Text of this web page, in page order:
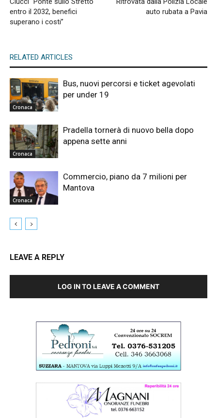
entro il 2032, benefici
superano i costi”
auto rubata a Pavia
RELATED ARTICLES
Cronaca
Bus, nuovi percorsi e ticket agevolati
per under 19
Cronaca
Pradella tornerà di nuovo bella dopo
appena sette anni
Cronaca
Commercio, piano da 7 milioni per
Mantova
LEAVE A REPLY
LOG IN TO LEAVE A COMMENT